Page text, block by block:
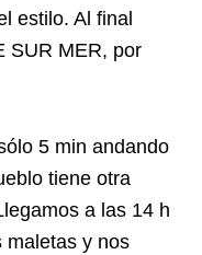
estilo. Al final
SUR MER, por
5 min andando
tiene otra
a las 14 h
maletas y nos